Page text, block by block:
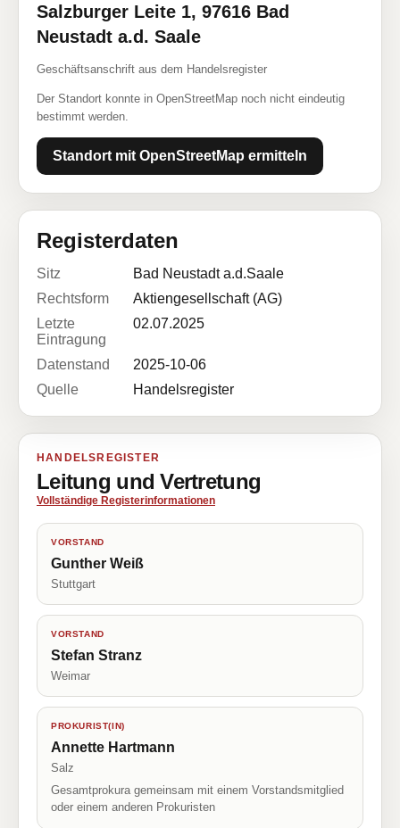
Salzburger Leite 1, 97616 Bad
Neustadt a.d. Saale
Geschäftsanschrift aus dem Handelsregister
Der Standort konnte in OpenStreetMap noch nicht eindeutig
bestimmt werden.
Standort mit OpenStreetMap ermitteln
Registerdaten
Sitz
Bad Neustadt a.d.Saale
Rechtsform
Aktiengesellschaft (AG)
Letzte
Eintragung
02.07.2025
Datenstand
2025-10-06
Quelle
Handelsregister
HANDELSREGISTER
Leitung und Vertretung
Vollständige Registerinformationen
VORSTAND
Gunther Weiß
Stuttgart
VORSTAND
Stefan Stranz
Weimar
PROKURIST(IN)
Annette Hartmann
Salz
Gesamtprokura gemeinsam mit einem Vorstandsmitglied
oder einem anderen Prokuristen